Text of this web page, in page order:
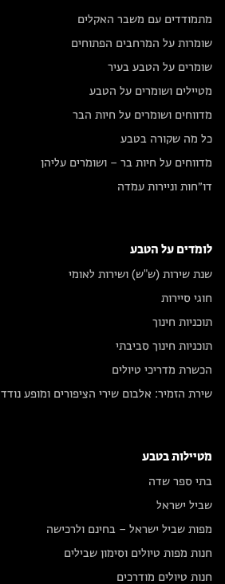
מתמודדים עם משבר האקלים
שומרות על המרחבים הפתוחים
שומרים על הטבע בעיר
מטיילים ושומרים על הטבע
מדווחים ושומרים על חיות הבר
כל מה שקורה בטבע
מדווחים על חיות בר – ושומרים עליהן
דו״חות וניירות עמדה
לומדים על הטבע
שנת שירות (ש"ש) ושירות לאומי
חוגי סיירות
תוכניות חינוך
תוכניות חינוך סביבתי
הכשרת מדריכי טיולים
שירת הזמיר: אלבום שירי הציפורים ומופע נודד
מטיילות בטבע
בתי ספר שדה
שביל ישראל
מפות שביל ישראל – בחינם ולרכישה
חנות מפות טיולים וסימון שבילים
חנות טיולים מודרכים